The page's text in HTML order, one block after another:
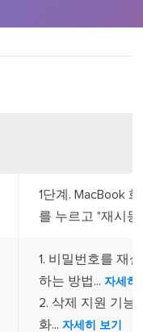
1단계. MacBook
를 누르고 "재시
1. 비밀번호를 재
하는 방법... 자세히
2. 삭제 지원 기능
화... 자세히 보기